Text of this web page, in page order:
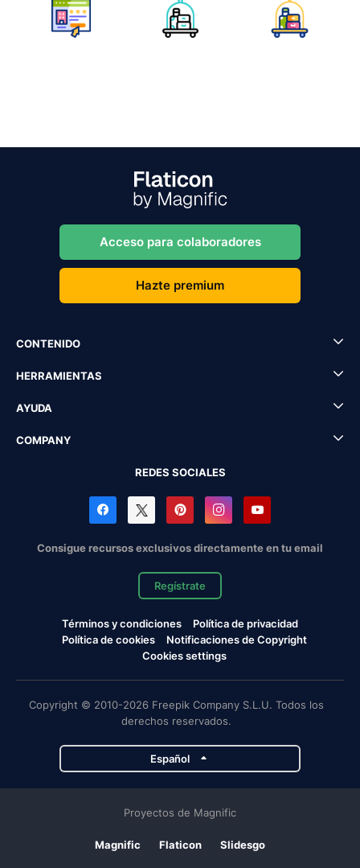
Acceso para colaboradores
Hazte premium
CONTENIDO
HERRAMIENTAS
AYUDA
COMPANY
REDES SOCIALES
Consigue recursos exclusivos directamente en tu email
Regístrate
Términos y condiciones
Política de privacidad
Política de cookies
Notificaciones de Copyright
Cookies settings
Copyright © 2010-2026 Freepik Company S.L.U. Todos los
derechos reservados.
Español
Proyectos de Magnific
Magnific Flaticon Slidesgo